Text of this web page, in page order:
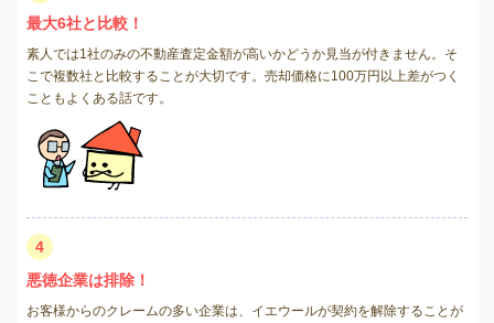
最大6社と比較！
素人では1社のみの不動産査定金額が高いかどうか見当が付きません。そ
こで複数社と比較することが大切です。売却価格に100万円以上差がつく
こともよくある話です。
4
悪徳企業は排除！
お客様からのクレームの多い企業は、イエウールが契約を解除することが